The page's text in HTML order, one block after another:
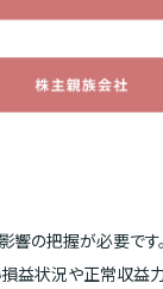
の把握が必要です
損益状況や正常収